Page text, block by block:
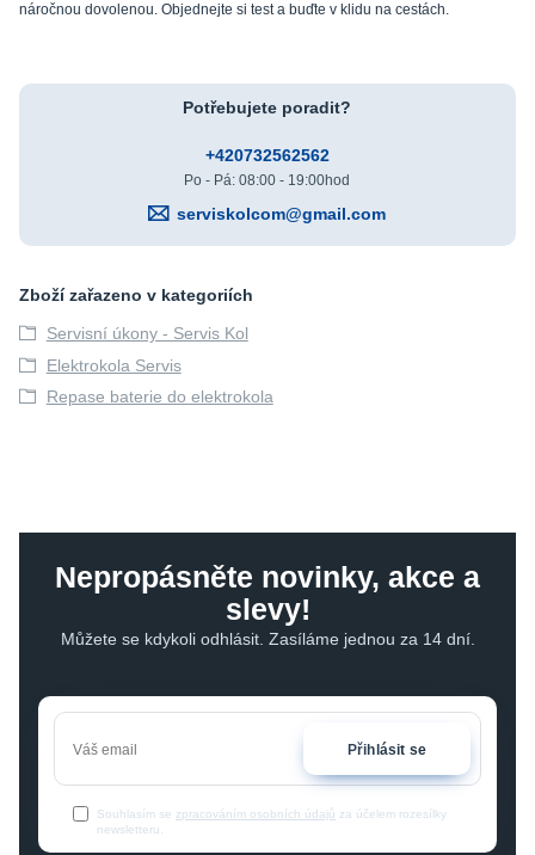
náročnou dovolenou. Objednejte si test a buďte v klidu na cestách.
Potřebujete poradit?
+420732562562
Po - Pá: 08:00 - 19:00hod
serviskolcom@gmail.com
Zboží zařazeno v kategoriích
Servisní úkony - Servis Kol
Elektrokola Servis
Repase baterie do elektrokola
Nepropásněte novinky, akce a
slevy!
Můžete se kdykoli odhlásit. Zasíláme jednou za 14 dní.
Přihlásit se
Souhlasím se zpracováním osobních údajů za účelem rozesílky
newsletteru.